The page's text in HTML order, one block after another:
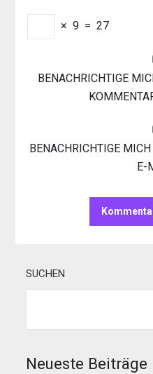
× 9 = 27
BENACHRICHTIGE
BENACHRICHTIGE
E-
SUCHEN
Neueste Beiträge